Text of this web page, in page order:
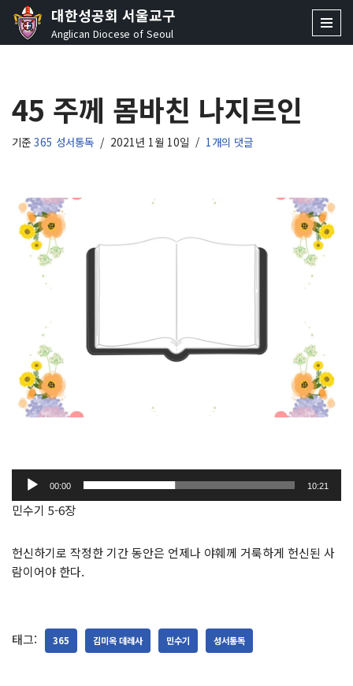
콘
로
건
너
대한성공회 서울교구
Anglican Diocese of Seoul
45 주께 몸바친 나지르인
기준 365 성서통독 2021년 1월 10일 1개의 댓글
오
레
이
00:00 10:21
민수기 5-6장
헌신하기로 작정한 기간 동안은 언제나 야훼께 거룩하게 헌신된 사
람이어야 한다.
태그: 365 김미옥 데레사 민수기 성서통독